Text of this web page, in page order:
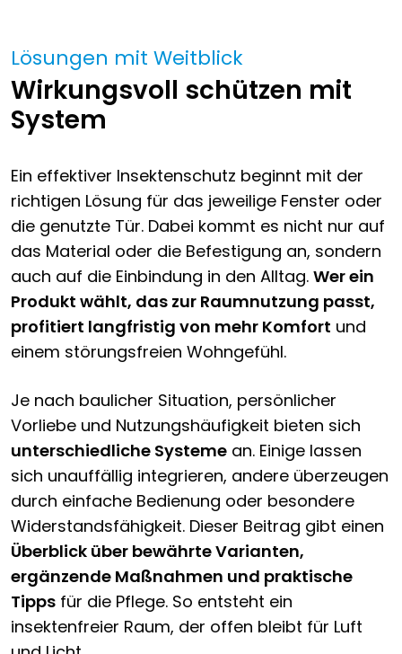
Lösungen mit Weitblick
Wirkungsvoll schützen mit
System
Ein effektiver Insektenschutz beginnt mit der
richtigen Lösung für das jeweilige Fenster oder
die genutzte Tür. Dabei kommt es nicht nur auf
das Material oder die Befestigung an, sondern
auch auf die Einbindung in den Alltag. Wer ein
Produkt wählt, das zur Raumnutzung passt,
profitiert langfristig von mehr Komfort und
einem störungsfreien Wohngefühl.
Je nach baulicher Situation, persönlicher
Vorliebe und Nutzungshäufigkeit bieten sich
unterschiedliche Systeme an. Einige lassen
sich unauffällig integrieren, andere überzeugen
durch einfache Bedienung oder besondere
Widerstandsfähigkeit. Dieser Beitrag gibt einen
Überblick über bewährte Varianten,
ergänzende Maßnahmen und praktische
Tipps für die Pflege. So entsteht ein
insektenfreier Raum, der offen bleibt für Luft